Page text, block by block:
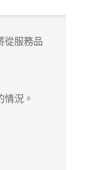
從服務品
況。